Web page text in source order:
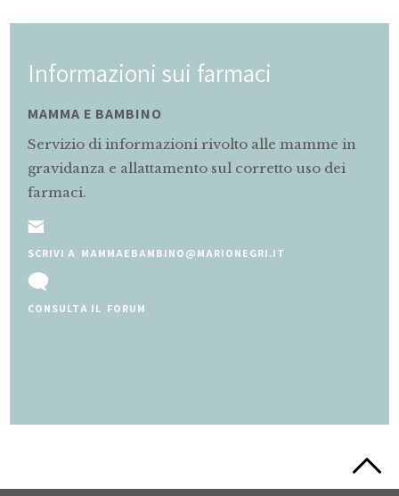
Informazioni sui farmaci
MAMMA E BAMBINO
Servizio di informazioni rivolto alle mamme in
gravidanza e allattamento sul corretto uso dei
farmaci.
SCRIVI A MAMMAEBAMBINO@MARIONEGRI.IT
CONSULTA IL FORUM